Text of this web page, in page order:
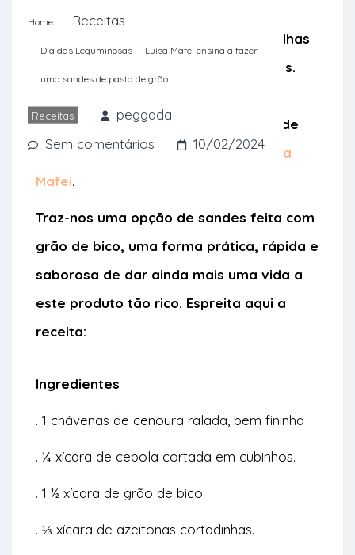
Home Receitas
Dia das Leguminosas — Luísa Mafei ensina a fazer
uma sandes de pasta de grão
Receitas
peggada
Sem comentários
10/02/2024
O grão, os mil tipos de feijão, as ervilhas
e as lentilhas são para ser celebradas.
Mundial das Leguminosas, pela mão de
uma fã destes alimentos: a chef Luísa
Mafei.
Traz-nos uma opção de sandes feita com
grão de bico, uma forma prática, rápida e
saborosa de dar ainda mais uma vida a
este produto tão rico. Espreita aqui a
receita:
Ingredientes
. 1 chávenas de cenoura ralada, bem fininha
. ¼ xícara de cebola cortada em cubinhos.
. 1 ½ xícara de grão de bico
. ⅓ xícara de azeitonas cortadinhas.